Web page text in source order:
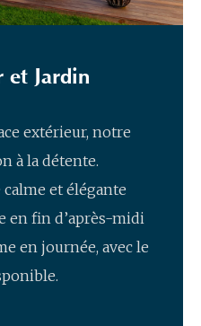
et Jardin
extérieur, notre
à la détente.
et élégante
en fin d’après-midi
en journée, avec le